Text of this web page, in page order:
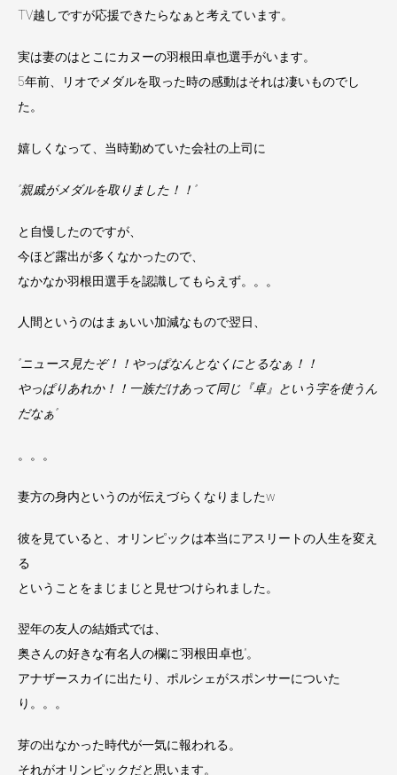
TV越しですが応援できたらなぁと考えています。
実は妻のはとこにカヌーの羽根田卓也選手がいます。
5年前、リオでメダルを取った時の感動はそれは凄いものでし
た。
嬉しくなって、当時勤めていた会社の上司に
”親戚がメダルを取りました！！”
と自慢したのですが、
今ほど露出が多くなかったので、
なかなか羽根田選手を認識してもらえず。。。
人間というのはまぁいい加減なもので翌日、
”ニュース見たぞ！！やっぱなんとなくにとるなぁ！！
やっぱりあれか！！一族だけあって同じ『卓』という字を使うん
だなぁ”
。。。
妻方の身内というのが伝えづらくなりましたw
彼を見ていると、オリンピックは本当にアスリートの人生を変え
る
ということをまじまじと見せつけられました。
翌年の友人の結婚式では、
奥さんの好きな有名人の欄に”羽根田卓也”。
アナザースカイに出たり、ポルシェがスポンサーについた
り。。。
芽の出なかった時代が一気に報われる。
それがオリンピックだと思います。